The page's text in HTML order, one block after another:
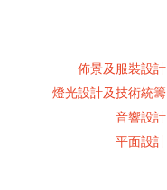
佈景及服裝設計
燈光設計及技術統籌
音響設計
平面設計